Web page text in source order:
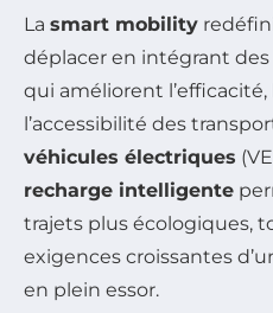
La smart mobility
déplacer en intégrant
qui améliorent
l’accessibilité des
véhicules électriques
recharge intelligente
trajets plus écologiques,
exigences croissantes
en plein essor.